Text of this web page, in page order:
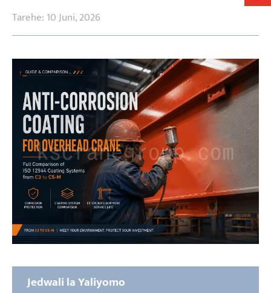
Tarehe: 10 Juni, 2026
Jedwali la Yaliyomo